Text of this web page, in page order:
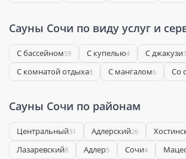
Сауны Сочи по виду услуг и
С бассейном59 С купелью4 С джакузи1
С комнатой отдыха8 С мангалом6 Со
Сауны Сочи по районам
Центральный31 Адлерский26
Лазаревский8 Адлер5 Сочи4